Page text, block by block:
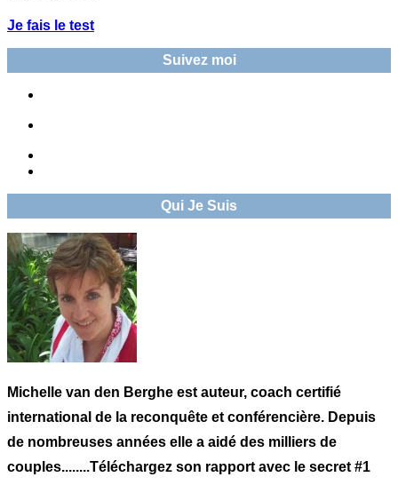
Je fais le test
Suivez moi
Qui Je Suis
Michelle van den Berghe est auteur, coach certifié
international de la reconquête et conférencière. Depuis
de nombreuses années elle a aidé des milliers de
couples........Téléchargez son rapport avec le secret #1